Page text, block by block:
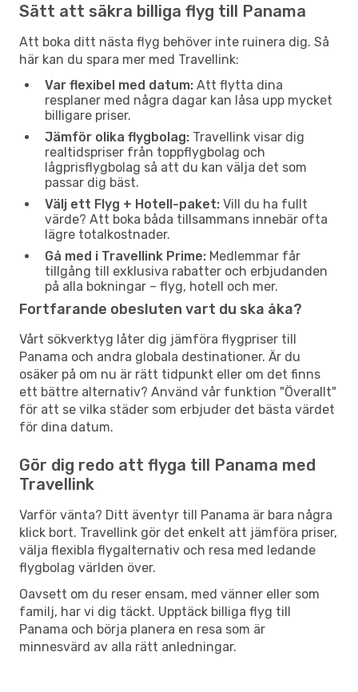
Sätt att säkra billiga flyg till Panama
Att boka ditt nästa flyg behöver inte ruinera dig. Så
här kan du spara mer med Travellink:
Var flexibel med datum: Att flytta dina
resplaner med några dagar kan låsa upp mycket
billigare priser.
Jämför olika flygbolag: Travellink visar dig
realtidspriser från toppflygbolag och
lågprisflygbolag så att du kan välja det som
passar dig bäst.
Välj ett Flyg + Hotell-paket: Vill du ha fullt
värde? Att boka båda tillsammans innebär ofta
lägre totalkostnader.
Gå med i Travellink Prime: Medlemmar får
tillgång till exklusiva rabatter och erbjudanden
på alla bokningar – flyg, hotell och mer.
Fortfarande obesluten vart du ska åka?
Vårt sökverktyg låter dig jämföra flygpriser till
Panama och andra globala destinationer. Är du
osäker på om nu är rätt tidpunkt eller om det finns
ett bättre alternativ? Använd vår funktion "Överallt"
för att se vilka städer som erbjuder det bästa värdet
för dina datum.
Gör dig redo att flyga till Panama med
Travellink
Varför vänta? Ditt äventyr till Panama är bara några
klick bort. Travellink gör det enkelt att jämföra priser,
välja flexibla flygalternativ och resa med ledande
flygbolag världen över.
Oavsett om du reser ensam, med vänner eller som
familj, har vi dig täckt. Upptäck billiga flyg till
Panama och börja planera en resa som är
minnesvärd av alla rätt anledningar.